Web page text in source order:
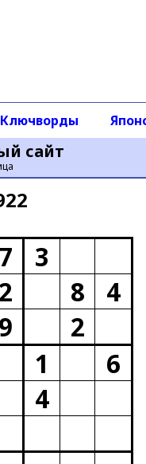
сайт
Ключворды
7
3
2 8
4
9
2
1
6
4